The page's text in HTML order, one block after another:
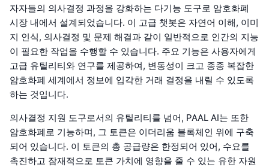
자자들의 의사결정 과정을 강화하는 다기능 도구로 암호화폐
시장 내에서 설계되었습니다. 이 고급 챗봇은 자연어 이해, 이미
지 인식, 의사결정 및 문제 해결과 같이 일반적으로 인간의 지능
이 필요한 작업을 수행할 수 있습니다. 주요 기능은 사용자에게
고급 유틸리티와 연구를 제공하여, 변동성이 크고 종종 복잡한
암호화폐 세계에서 정보에 입각한 거래 결정을 내릴 수 있도록
하는 것입니다.
의사결정 지원 도구로서의 유틸리티를 넘어, PAAL AI는 또한
암호화폐로 기능하며, 그 토큰은 이더리움 블록체인 위에 구축
되어 있습니다. 이 토큰의 총 공급량은 한정되어 있어, 수요를
촉진하고 잠재적으로 토큰 가치에 영향을 줄 수 있는 유한 자원